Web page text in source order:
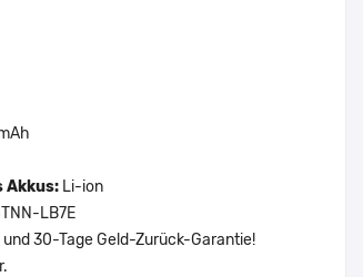
Akkus: Li-ion
LB7E
30-Tage Geld-Zurück-Garantie!